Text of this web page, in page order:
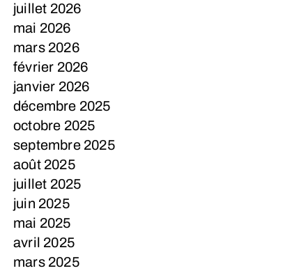
juillet 2026
mai 2026
mars 2026
février 2026
janvier 2026
décembre 2025
octobre 2025
septembre 2025
août 2025
juillet 2025
juin 2025
mai 2025
avril 2025
mars 2025